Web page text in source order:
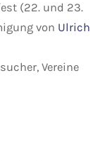
(22. und 23.
von Ulrich
Vereine